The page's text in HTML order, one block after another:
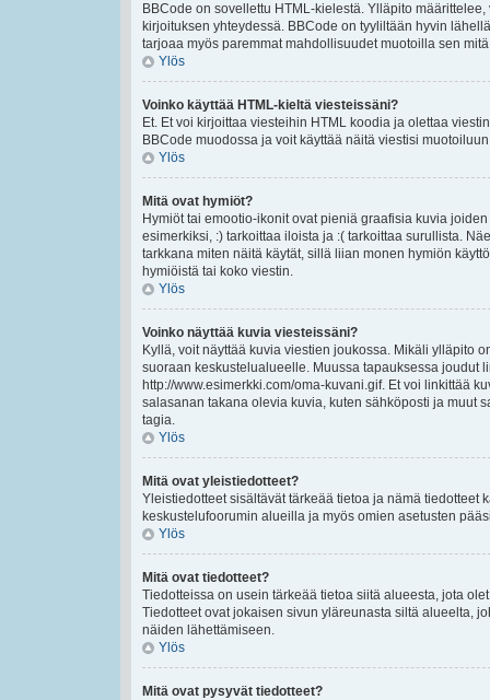
BBCode on sovellettu HTML-kielestä. Ylläpito
kirjoituksen yhteydessä. BBCode on tyyliltään hyvin
tarjoaa myös paremmat mahdollisuudet muotoilla sen
Ylös
Voinko käyttää HTML-kieltä viesteissäni?
Et. Et voi kirjoittaa viesteihin HTML koodia ja olettaa
BBCode muodossa ja voit käyttää näitä viestisi
Ylös
Mitä ovat hymiöt?
Hymiöt tai emootio-ikonit ovat pieniä graafisia kuvia
esimerkiksi, :) tarkoittaa iloista ja :( tarkoittaa surullista.
tarkkana miten näitä käytät, sillä liian monen hymiön
hymiöistä tai koko viestin.
Ylös
Voinko näyttää kuvia viesteissäni?
Kyllä, voit näyttää kuvia viestien joukossa. Mikäli ylläpito
suoraan keskustelualueelle. Muussa tapauksessa joudut
http://www.esimerkki.com/oma-kuvani.gif. Et voi linkittää
salasanan takana olevia kuvia, kuten sähköposti ja muut
tagia.
Ylös
Mitä ovat yleistiedotteet?
Yleistiedotteet sisältävät tärkeää tietoa ja nämä
keskustelufoorumin alueilla ja myös omien asetusten
Ylös
Mitä ovat tiedotteet?
Tiedotteissa on usein tärkeää tietoa siitä alueesta, jota
Tiedotteet ovat jokaisen sivun yläreunasta siltä alueelta,
näiden lähettämiseen.
Ylös
Mitä ovat pysyvät tiedotteet?